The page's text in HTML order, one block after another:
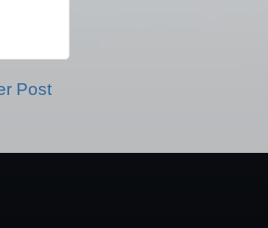
Post